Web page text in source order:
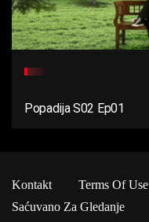
Popadija S02 Ep01
Kontakt Terms Of Use
Saćuvano Za Gledanje